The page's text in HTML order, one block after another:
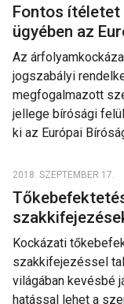
Fontos
ügyében az
Az
jogszabályi
megfogalmazott
jellege bírósági
ki az Európai
2018. SZEPTEMBER 17.
Kockázati
szakkifejezéssel
világában kevésbé
hatással lehet a